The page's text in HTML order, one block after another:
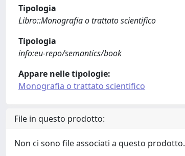
Tipologia
Libro::Monografia o trattato scientifico
Tipologia
info:eu-repo/semantics/book
Appare nelle tipologie:
Monografia o trattato scientifico
File in questo prodotto:
Non ci sono file associati a questo prodotto.